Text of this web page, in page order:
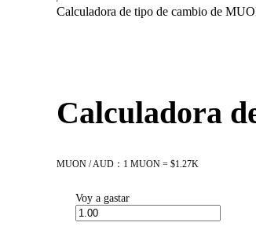
Calculadora de tipo de cambio de
Calculadora
MUON / AUD：1 MUON = $1.27K
Voy a gastar